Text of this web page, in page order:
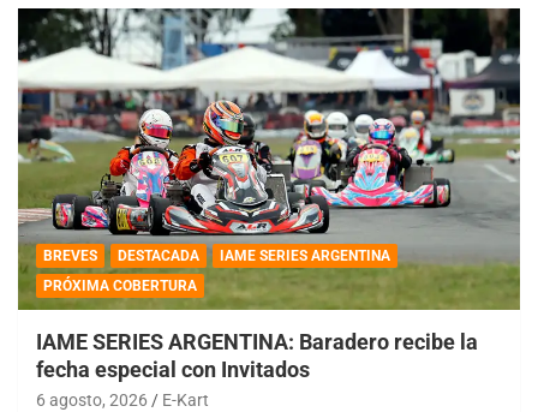
BREVES DESTACADA
IAME SERIES ARGENTINA
PRÓXIMA COBERTURA
IAME SERIES ARGENTINA: Baradero recibe la
fecha especial con Invitados
6 agosto, 2026 E-Kart